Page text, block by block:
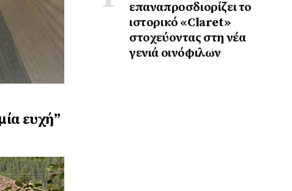
ευχή”
επαναπροσδιορίζει το
ιστορικό «Claret»
στοχεύοντας στη νέα
γενιά οινόφιλων